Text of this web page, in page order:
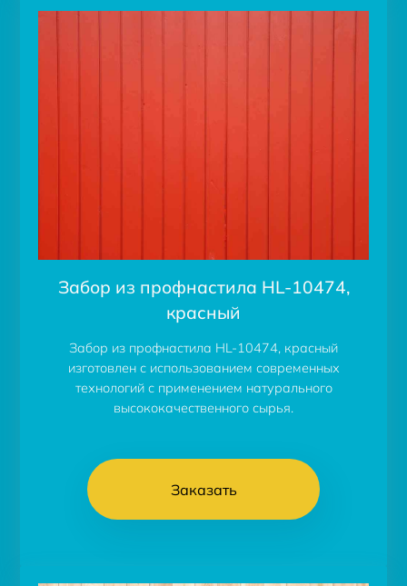
Забор из профнастила HL-10474,
красный
Забор из профнастила HL-10474, красный
изготовлен с использованием современных
технологий с применением натурального
высококачественного сырья.
Заказать